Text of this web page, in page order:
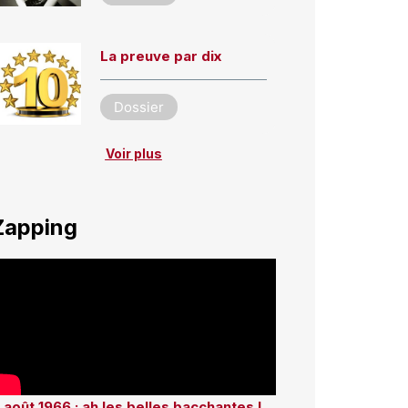
La preuve par dix
Dossier
Voir plus